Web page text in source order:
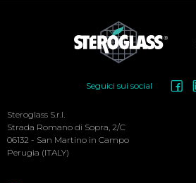
Menu
Seguici sui social
Steroglass S.r.l.
Strada Romano di Sopra, 2/C
06132 - San Martino in Campo
Perugia (ITALY)